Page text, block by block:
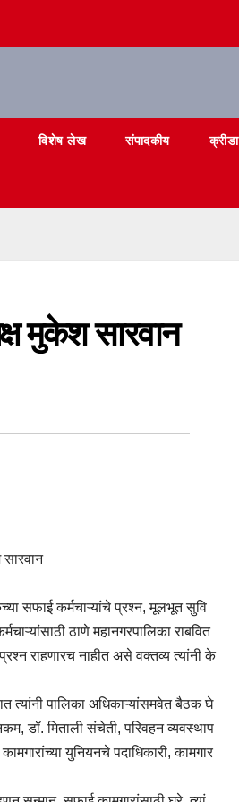
विशेष लेख संपादकीय क्रीडा
मुकेश सारवान
सफाई कर्मचाऱ्यांचे प्रश्न, मूलभूत सुवि
ठाणे महानगरपालिका राबवित
राहणारच नाहीत असे वक्तव्य त्यांनी के
त्यांनी पालिका अधिकाऱ्यांसमवेत बैठक घे
डॉ. मिताली संचेती, परिवहन व्यवस्थाप
युनियनचे पदाधिकारी, कामगार